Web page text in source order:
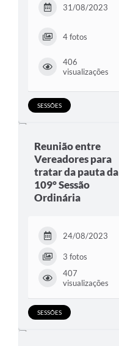
Agenda de Eventos
Telefones Úteis
31/08/2023
4 fotos
406
visualizações
SESSÕES
Reunião entre
Vereadores para
tratar da pauta da
109° Sessão
Ordinária
24/08/2023
3 fotos
407
visualizações
SESSÕES